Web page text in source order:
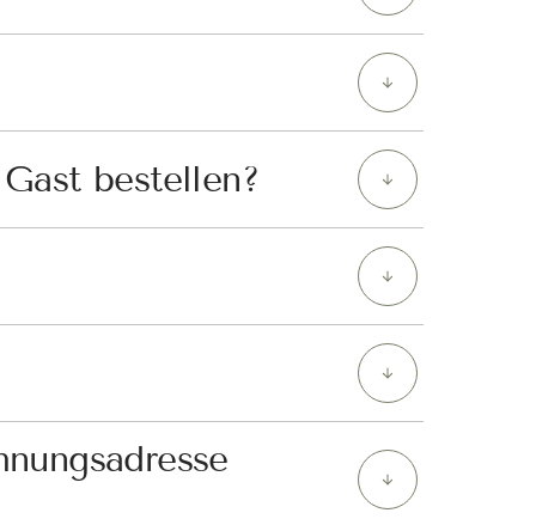
bestellen?